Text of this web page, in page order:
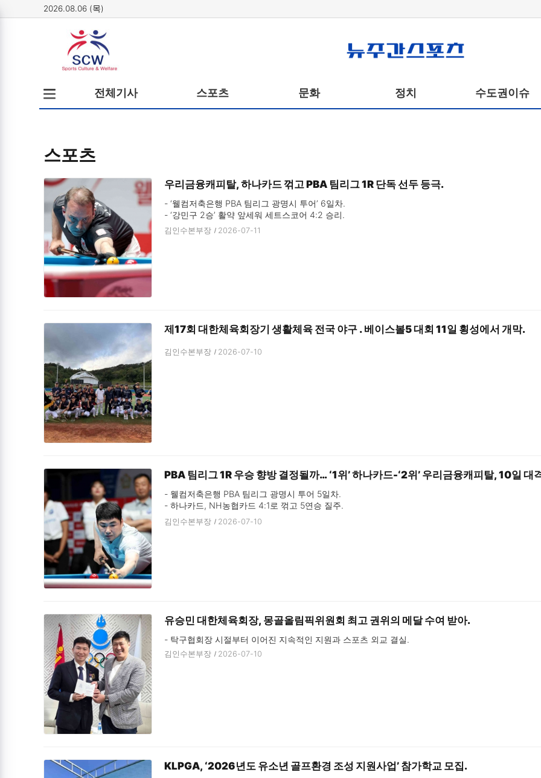
2026.08.06 (목)
뉴주간스포츠
전체메뉴
열기/
닫기
전체기사 스포츠 문화 정치 수도권이슈
뉴
스포츠
우리금융캐피탈, 하나카드 꺾고 PBA 팀리그 1R 단독 선두 등극.
- ‘웰컴저축은행 PBA 팀리그 광명시 투어’ 6일차.
- ‘강민구 2승’ 활약 앞세워 세트스코어 4:2 승리.
- 우리금융, 하나카드에서 승점 2 앞선 단독 선두.
- 하림도 하이원리조트 4:2로 꺾고 우승 경쟁 합류.
김인수본부장 2026-07-11
제17회 대한체육회장기 생활체육 전국 야구 ․ 베이스볼5 대회 11일 횡성에서 개막.
김인수본부장 2026-07-10
PBA 팀리그 1R 우승 향방 결정될까… ‘1위’ 하나카드-‘2위’ 우리금융캐피탈, 10일 대
- 웰컴저축은행 PBA 팀리그 광명시 투어 5일차.
- 하나카드, NH농협카드 4:1로 꺾고 5연승 질주.
- ‘4연승’ 우리금융캐피탈은 웰컴저축은행에 4:3 승리.
- ‘승점 1’ 차이…10일 오후 3시에 맞대결 가져.
김인수본부장 2026-07-10
유승민 대한체육회장, 몽골올림픽위원회 최고 권위의 메달 수여 받아.
- 탁구협회장 시절부터 이어진 지속적인 지원과 스포츠 외교 결실.
김인수본부장 2026-07-10
KLPGA, ‘2026년도 유소년 골프환경 조성 지원사업’ 참가학교 모집.